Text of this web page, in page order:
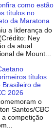
como estão
títulos no
da Maratona
a liderança do
Ney
da atual
de Mount...
títulos
Brasileiro de
2026
o
Santos/CBC
a competição